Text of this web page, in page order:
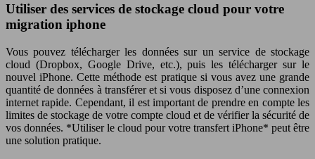
Utiliser des services de stockage cloud pour votre
migration iphone
Vous pouvez télécharger les données sur un service de stockage
cloud (Dropbox, Google Drive, etc.), puis les télécharger sur le
nouvel iPhone. Cette méthode est pratique si vous avez une grande
quantité de données à transférer et si vous disposez d’une connexion
internet rapide. Cependant, il est important de prendre en compte les
limites de stockage de votre compte cloud et de vérifier la sécurité de
vos données. *Utiliser le cloud pour votre transfert iPhone* peut être
une solution pratique.